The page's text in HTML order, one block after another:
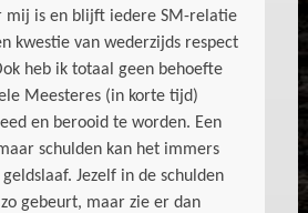
mij is en blijft iedere SM-relatie
kwestie van wederzijds respect
heb ik totaal geen behoefte
Meesteres (in korte tijd)
en berooid te worden. Een
schulden kan het immers
Jezelf in de schulden
gebeurt, maar zie er dan